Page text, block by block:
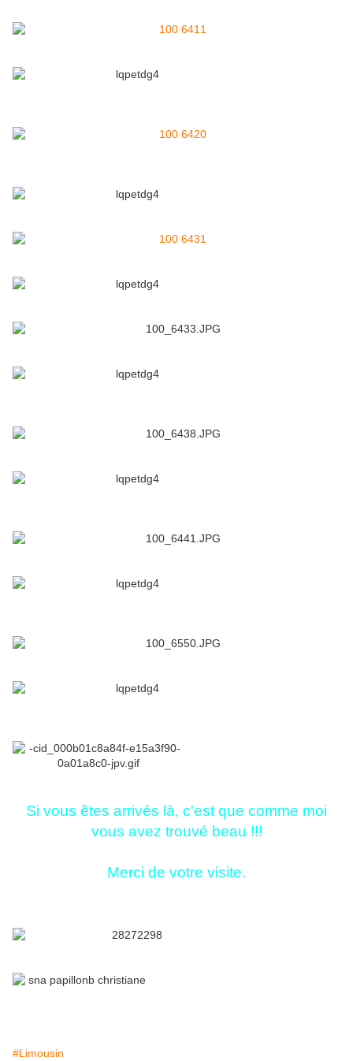
Si vous êtes arrivés là, c'est que comme moi
vous avez trouvé beau !!!
Merci de votre visite.
#Limousin